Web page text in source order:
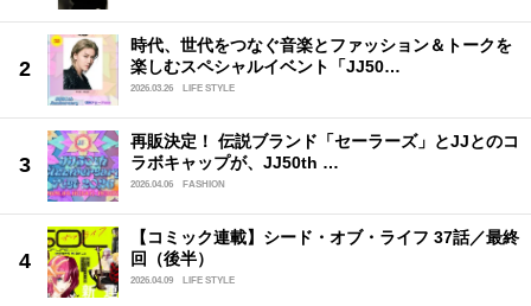
時代、世代をつなぐ音楽とファッション＆トークを
楽しむスペシャルイベント「JJ50…
2026.03.26 LIFE STYLE
再販決定！ 伝説ブランド「セーラーズ」とJJとのコ
ラボキャップが、JJ50th …
2026.04.06 FASHION
【コミック連載】シード・オブ・ライフ 37話／最終
回（後半）
2026.04.09 LIFE STYLE